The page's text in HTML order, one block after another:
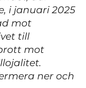
i januari 2025
mot
till
mot
ner och